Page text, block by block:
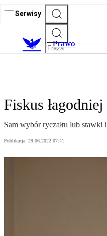
Serwisy
Prawo
Fiskus
Sam wybór ryczałtu lub stawki
Publikacja: 29.06.2022 07:41